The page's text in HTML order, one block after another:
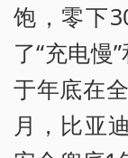
饱，零下
了“充电慢
于年底在
月，比亚